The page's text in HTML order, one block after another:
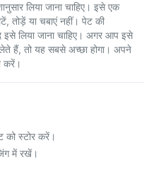
लिया जाना चाहिए। इसे एक
तोड़ें या चबाएं नहीं। पेट की
लिया जाना चाहिए। अगर आप इसे
हैं, तो यह सबसे अच्छा होगा। अपने
करें।
स्टोर करें।
में रखें।